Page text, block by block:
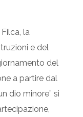
la
e del
del
a partire dal
dio minore” si